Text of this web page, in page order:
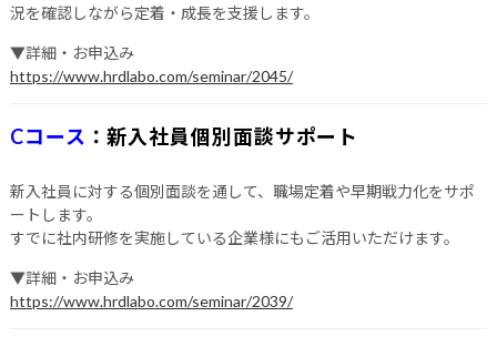
況を確認しながら定着・成長を支援します。
▼詳細・お申込み
https://www.hrdlabo.com/seminar/2045/
Cコース ：新入社員個別面談サポート
新入社員に対する個別面談を通して、職場定着や早期戦力化をサポ
ートします。
すでに社内研修を実施している企業様にもご活用いただけます。
▼詳細・お申込み
https://www.hrdlabo.com/seminar/2039/